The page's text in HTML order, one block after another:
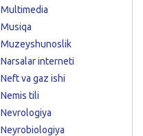
Multimedia
Musiqa
Muzeyshunoslik
Narsalar interneti
Neft va gaz ishi
Nemis tili
Nevrologiya
Neyrobiologiya